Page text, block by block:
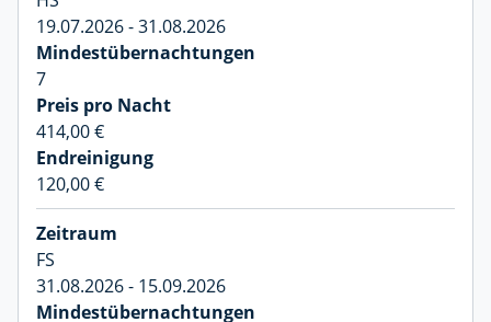
19.07.2026 - 31.08.2026
7
414,00 €
120,00 €
FS
31.08.2026 - 15.09.2026